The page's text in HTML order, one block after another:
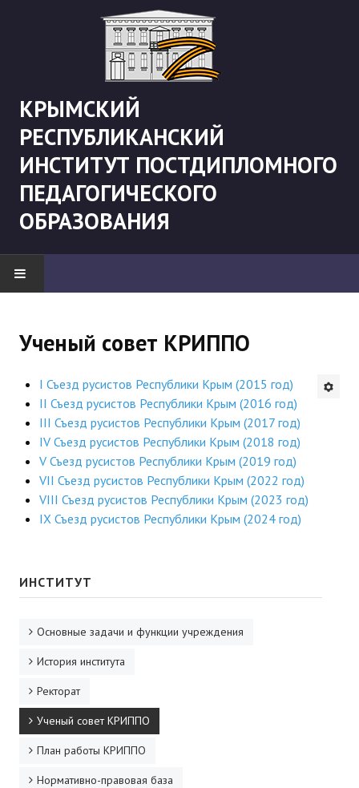
КРЫМСКИЙ
РЕСПУБЛИКАНСКИЙ
ИНСТИТУТ ПОСТДИПЛОМНОГО
ПЕДАГОГИЧЕСКОГО
ОБРАЗОВАНИЯ
"Боевая" русистика
Будни института
АНОНСЫ
ИНСТИТУТ
Противодействие коррупции
ГИА
Карта ГИА РК
Советуем прочитать
Готовимся к новому учебному году 2026-2027
ДПО
Профессиональная переподготовка
Ученый совет КРИППО
I Съезд русистов Республики Крым (2015 год)
II Съезд русистов Республики Крым (2016 год)
III Съезд русистов Республики Крым (2017 год)
IV Съезд русистов Республики Крым (2018 год)
V Съезд русистов Республики Крым (2019 год)
VII Съезд русистов Республики Крым (2022 год)
VIII Съезд русистов Республики Крым (2023 год)
IX Съезд русистов Республики Крым (2024 год)
ИНСТИТУТ
Основные задачи и функции учреждения
История института
Ректорат
Ученый совет КРИППО
План работы КРИППО
Нормативно-правовая база